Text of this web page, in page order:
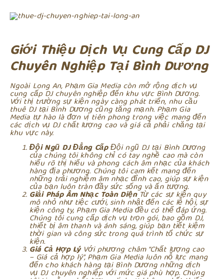
Giới Thiệu Dịch Vụ Cung Cấp DJ
Chuyên Nghiệp Tại Bình Dương
Ngoài Long An, Phạm Gia Media còn mở rộng dịch vụ
cung cấp DJ chuyên nghiệp đến khu vực Bình Dương.
Với thị trường sự kiện ngày càng phát triển, nhu cầu
thuê DJ tại Bình Dương cũng tăng mạnh. Phạm Gia
Media tự hào là đơn vị tiên phong trong việc mang đến
các dịch vụ DJ chất lượng cao và giá cả phải chăng tại
khu vực này.
Đội Ngũ DJ Đẳng CấpĐội ngũ DJ tại Bình Dương
của chúng tôi không chỉ có tay nghề cao mà còn
hiểu rõ thị hiếu và phong cách âm nhạc của khách
hàng địa phương. Chúng tôi cam kết mang đến
những trải nghiệm âm nhạc đỉnh cao, giúp sự kiện
của bạn luôn tràn đầy sức sống và ấn tượng.
Giải Pháp Âm Nhạc Toàn DiệnTừ các sự kiện quy
mô nhỏ như tiệc cưới, sinh nhật đến các lễ hội, sự
kiện công ty, Phạm Gia Media đều có thể đáp ứng.
Chúng tôi cung cấp dịch vụ trọn gói, bao gồm DJ,
thiết bị âm thanh và ánh sáng, giúp bạn tiết kiệm
thời gian và công sức trong quá trình tổ chức sự
kiện.
Giá Cả Hợp LýVới phương châm “Chất lượng cao
– Giá cả hợp lý”, Phạm Gia Media luôn nỗ lực mang
đến cho khách hàng tại Bình Dương những dịch
vụ DJ chuyên nghiệp với mức giá phù hợp. Chúng